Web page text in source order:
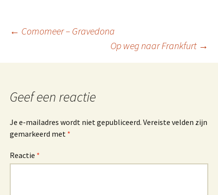
Berichtnavigatie
← Comomeer – Gravedona
Op weg naar Frankfurt →
Geef een reactie
Je e-mailadres wordt niet gepubliceerd. Vereiste velden zijn
gemarkeerd met *
Reactie *